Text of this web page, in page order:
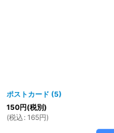
ポストカード (5)
150円(税別)
(税込 : 165円)